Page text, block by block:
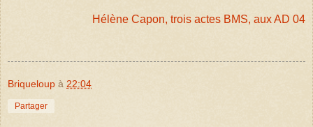
Hélène Capon, trois actes BMS, aux AD 04
Briqueloup à 22:04
Partager